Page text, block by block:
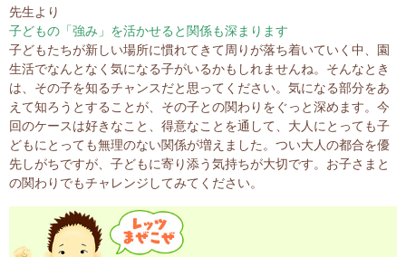
先生より
子どもの「強み」を活かせると関係も深まります
子どもたちが新しい場所に慣れてきて周りが落ち着いていく中、園
生活でなんとなく気になる子がいるかもしれませんね。そんなとき
は、その子を知るチャンスだと思ってください。気になる部分をあ
えて知ろうとすることが、その子との関わりをぐっと深めます。今
回のケースは好きなこと、得意なことを通して、大人にとっても子
どもにとっても無理のない関係が増えました。つい大人の都合を優
先しがちですが、子どもに寄り添う気持ちが大切です。お子さまと
の関わりでもチャレンジしてみてください。